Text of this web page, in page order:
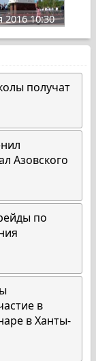
10:30
получат
Азовского
по
в
в Ханты-